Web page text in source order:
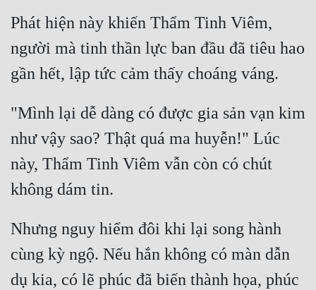
Phát hiện này khiến Thẩm Tinh Viêm,
người mà tinh thần lực ban đầu đã tiêu hao
"Mình lại dễ dàng có được gia sản vạn kim
như vậy sao? Thật quá ma huyễn!" Lúc
này, Thẩm Tinh Viêm vẫn còn có chút
Nhưng nguy hiểm đôi khi lại song hành
cùng kỳ ngộ. Nếu hắn không có màn dẫn
dụ kia, có lẽ phúc đã biến thành họa, phúc